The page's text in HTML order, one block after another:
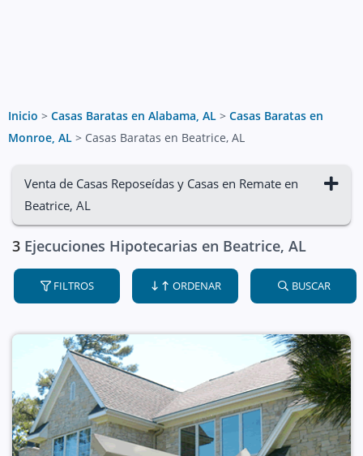
Inicio > Casas Baratas en Alabama, AL > Casas Baratas en
Monroe, AL > Casas Baratas en Beatrice, AL
Venta de Casas Reposeídas y Casas en Remate en
Beatrice, AL
3 Ejecuciones Hipotecarias en Beatrice, AL
FILTROS ORDENAR BUSCAR